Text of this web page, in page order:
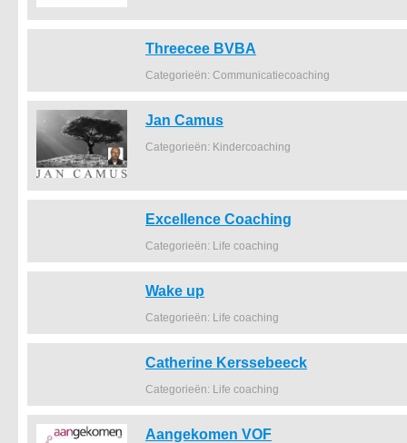
Threecee BVBA
Categorieën: Communicatiecoaching
Jan Camus
Categorieën: Kindercoaching
Excellence Coaching
Categorieën: Life coaching
Wake up
Categorieën: Life coaching
Catherine Kerssebeeck
Categorieën: Life coaching
Aangekomen VOF